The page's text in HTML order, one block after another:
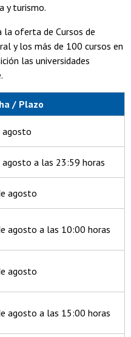
y turismo.
la oferta de Cursos de
y los más de 100 cursos en
las universidades
/ Plazo
agosto
agosto a las 23:59 horas
agosto
agosto a las 10:00 horas
agosto
agosto a las 15:00 horas